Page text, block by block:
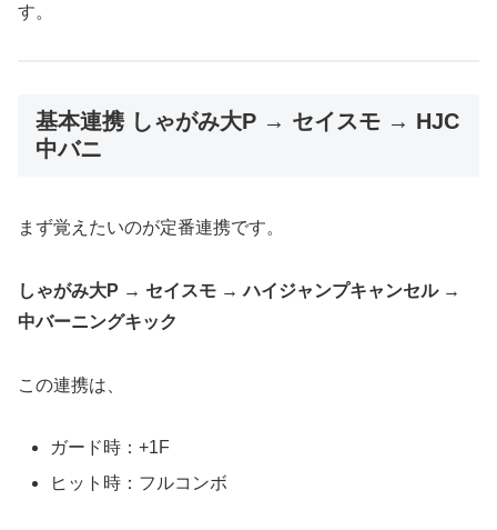
す。
基本連携 しゃがみ大P → セイスモ → HJC
中バニ
まず覚えたいのが定番連携です。
しゃがみ大P → セイスモ → ハイジャンプキャンセル →
中バーニングキック
この連携は、
ガード時：+1F
ヒット時：フルコンボ